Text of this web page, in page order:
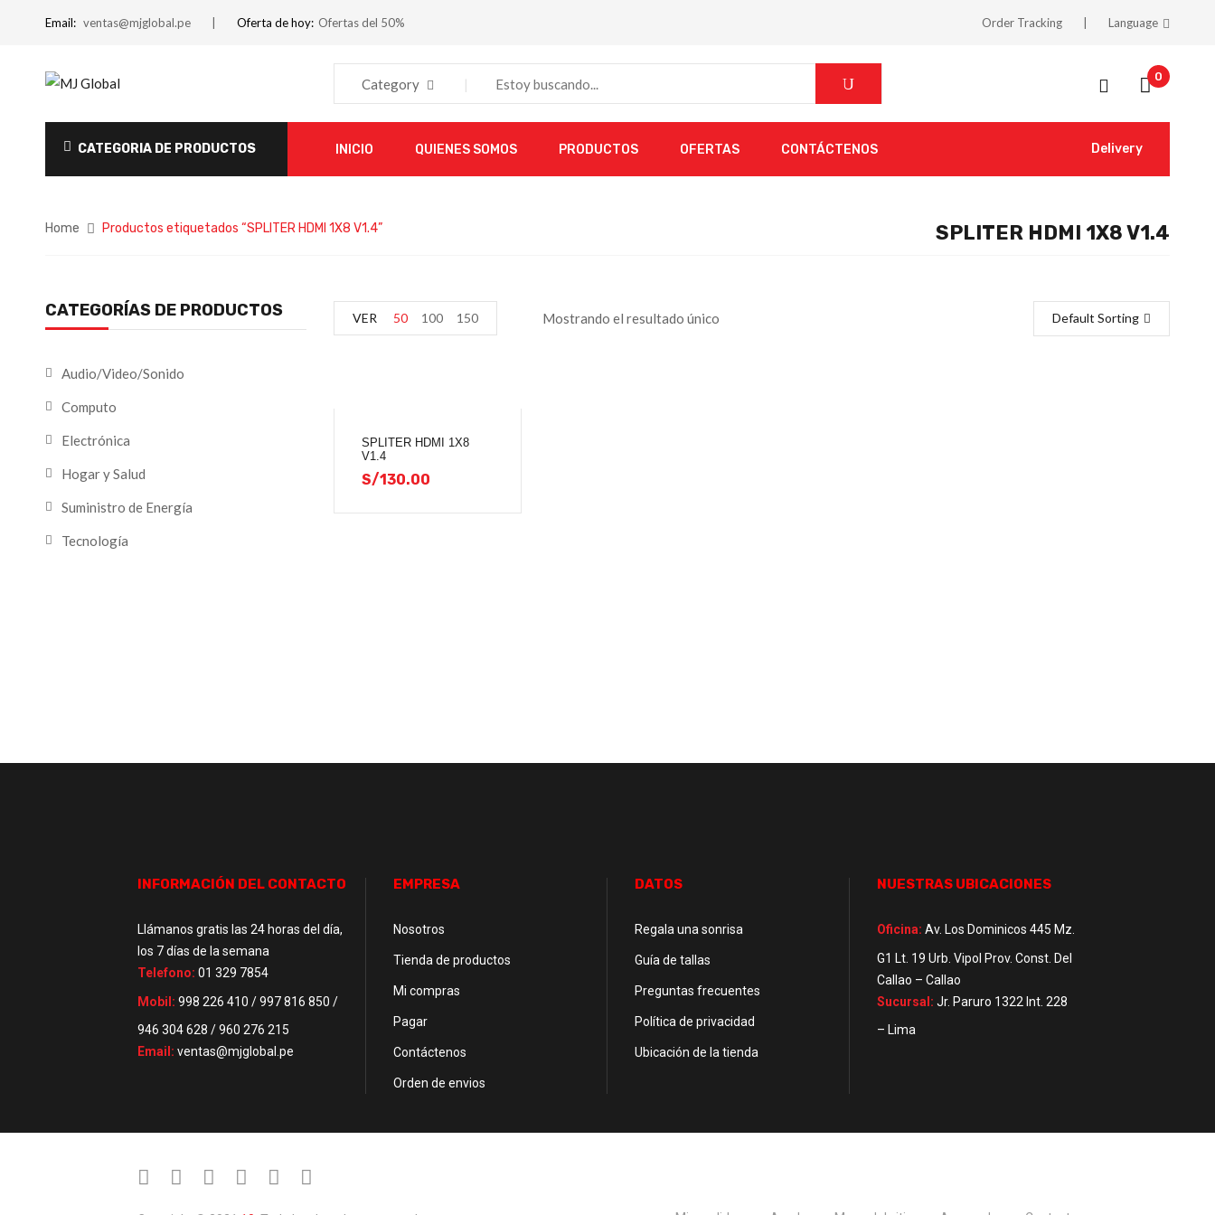
Email: ventas@mjglobal.pe Oferta de hoy: Ofertas del 50% Order Tracking Language
Category 0
CATEGORIA DE PRODUCTOS INICIO QUIENES SOMOS PRODUCTOS OFERTAS CONTÁCTENOS Delivery
Home Productos etiquetados “SPLITER HDMI 1X8 V1.4” SPLITER HDMI 1X8 V1.4
CATEGORÍAS DE PRODUCTOS
Audio/Video/Sonido
Computo
Electrónica
Hogar y Salud
Suministro de Energía
Tecnología
Mostrando el resultado único Default Sorting
VER 50 100 150
SPLITER HDMI 1X8
V1.4
S/130.00
INFORMACIÓN DEL CONTACTO
Llámanos gratis las 24 horas del día,
los 7 días de la semana
Telefono: 01 329 7854
Mobil: 998 226 410 / 997 816 850 /
946 304 628 / 960 276 215
Email: ventas@mjglobal.pe
EMPRESA
Nosotros
Tienda de productos
Mi compras
Pagar
Contáctenos
Orden de envios
DATOS
Regala una sonrisa
Guía de tallas
Preguntas frecuentes
Política de privacidad
Ubicación de la tienda
NUESTRAS UBICACIONES
Oficina: Av. Los Dominicos 445 Mz.
G1 Lt. 19 Urb. Vipol Prov. Const. Del
Callao – Callao
Sucursal: Jr. Paruro 1322 Int. 228
– Lima